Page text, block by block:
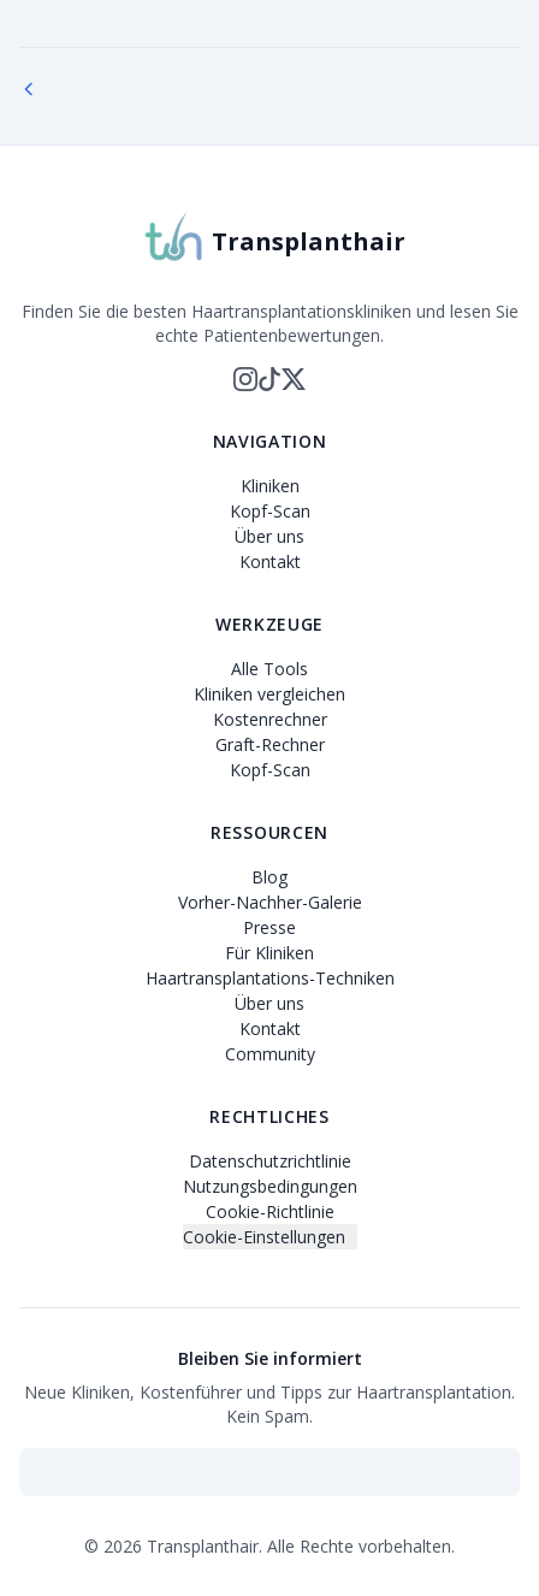
Transplanthair
Finden Sie die besten Haartransplantationskliniken und lesen Sie
echte Patientenbewertungen.
NAVIGATION
Kliniken
Kopf-Scan
Über uns
Kontakt
WERKZEUGE
Alle Tools
Kliniken vergleichen
Kostenrechner
Graft-Rechner
Kopf-Scan
RESSOURCEN
Blog
Vorher-Nachher-Galerie
Presse
Für Kliniken
Haartransplantations-Techniken
Über uns
Kontakt
Community
RECHTLICHES
Datenschutzrichtlinie
Nutzungsbedingungen
Cookie-Richtlinie
Cookie-Einstellungen
Bleiben Sie informiert
Neue Kliniken, Kostenführer und Tipps zur Haartransplantation.
Kein Spam.
© 2026 Transplanthair. Alle Rechte vorbehalten.